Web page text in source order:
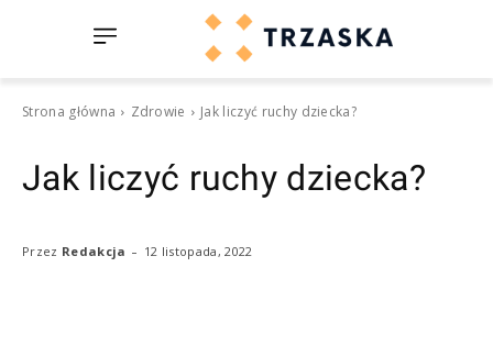
Strona główna Zdrowie Jak liczyć ruchy dziecka?
Jak liczyć ruchy dziecka?
Przez Redakcja - 12 listopada, 2022